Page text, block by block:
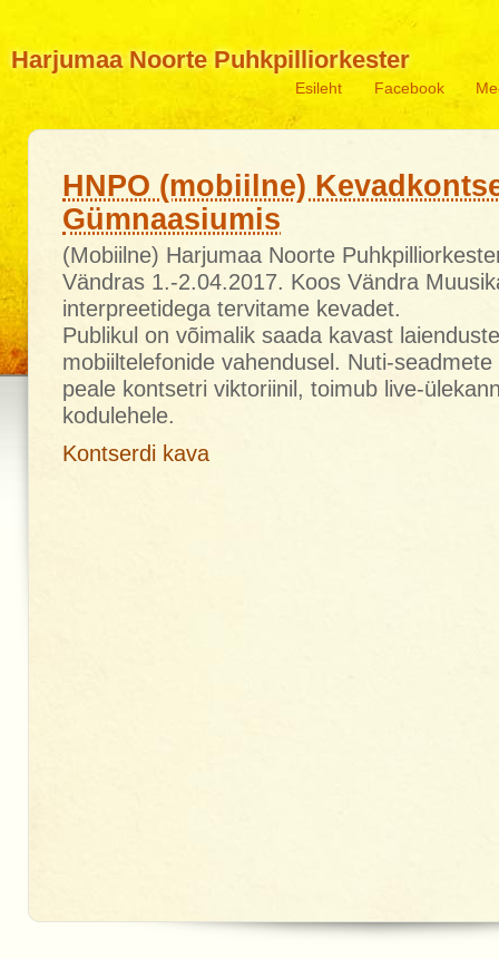
Harjumaa Noorte Puhkpilliorkester
Facebook
Esileht
HNPO (mobiilne)
Gümnaasiumis
(Mobiilne) Harjumaa Noorte
Vändras 1.-2.04.2017. Koos Vändra
interpreetidega tervitame kevadet.
Publikul on võimalik saada kavast
mobiiltelefonide vahendusel. Nuti-
peale kontsetri viktoriinil, toimub live-
kodulehele.
Kontserdi kava